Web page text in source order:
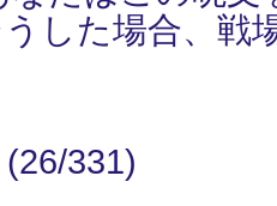
した場合、戦
331)